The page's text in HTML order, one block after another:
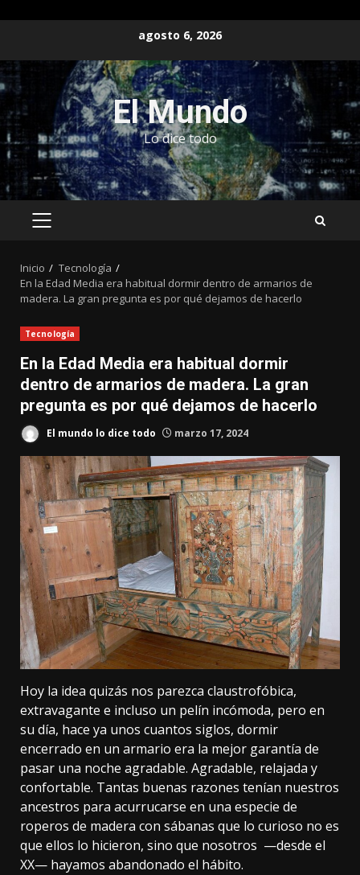
contenido
agosto 6, 2026
El Mundo
Lo dice todo
MENÚ
Inicio
Tecnología
En la Edad Media era habitual dormir dentro de armarios de
madera. La gran pregunta es por qué dejamos de hacerlo
Tecnología
En la Edad Media era habitual dormir
dentro de armarios de madera. La gran
pregunta es por qué dejamos de hacerlo
El mundo lo dice todo marzo 17, 2024
Hoy la idea quizás nos parezca claustrofóbica,
extravagante e incluso un pelín incómoda, pero en
su día, hace ya unos cuantos siglos, dormir
encerrado en un armario era la mejor garantía de
pasar una noche agradable. Agradable, relajada y
confortable. Tantas buenas razones tenían nuestros
ancestros para acurrucarse en una especie de
roperos de madera con sábanas que lo curioso no es
que ellos lo hicieron, sino que nosotros —desde el
XX— hayamos abandonado el hábito.